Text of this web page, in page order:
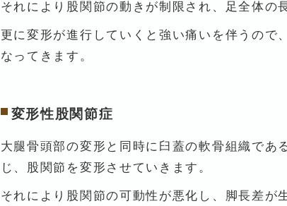
それにより股関節の動きが制限され、足全体の
更に変形が進行していくと強い痛いを伴うので
なってきます。
変形性股関節症
大腿骨頭部の変形と同時に臼蓋の軟骨組織であ
じ、股関節を変形させていきます。
それにより股関節の可動性が悪化し、脚長差が